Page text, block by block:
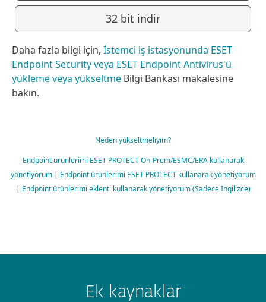
32 bit indir
Daha fazla bilgi için, İstemci iş istasyonunda ESET
Endpoint Security veya ESET Endpoint Antivirus'ü
yükleme veya yükseltme Bilgi Bankası makalesine
bakın.
Neden yükseltmeliyim?
Endpoint ürünlerimi ESET PROTECT On-Prem/ESMC/ERA kullanarak
yönetiyorum | Endpoint ürünlerimi ESET PROTECT kullanarak yönetiyorum
| Endpoint ürünlerimi eklenti kullanarak yönetiyorum (Sadece İngilizce)
Ek kaynaklar